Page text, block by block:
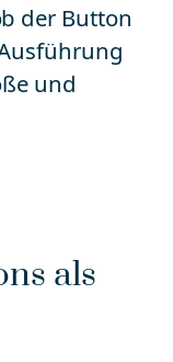
der Button
und
als